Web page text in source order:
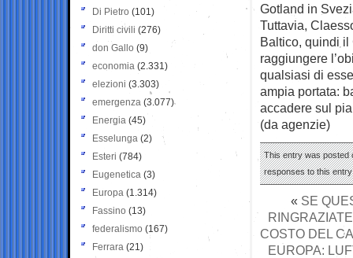
Gotland in
Tuttavia,
Baltico, quindi il
raggiungere
qualsiasi di
ampia portata:
accadere sul
(da agenzie)
This entry was posted
responses to this
« SE
COSTO DEL
EUROPA:
Di Pietro (101)
Diritti civili (276)
don Gallo (9)
economia (2.331)
elezioni (3.303)
emergenza (3.077)
Energia (45)
Esselunga (2)
Esteri (784)
Eugenetica (3)
Europa (1.314)
Fassino (13)
federalismo (167)
Ferrara (21)